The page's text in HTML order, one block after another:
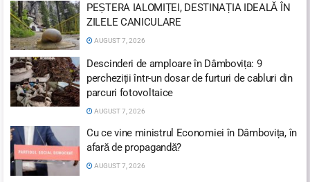
PEȘTERA IALOMIȚEI, DESTINAȚIA IDEALĂ ÎN
ZILELE CANICULARE
AUGUST 7, 2026
Descinderi de amploare în Dâmbovița: 9
percheziții într-un dosar de furturi de cabluri din
parcuri fotovoltaice
AUGUST 7, 2026
Cu ce vine ministrul Economiei în Dâmbovița, în
afară de propagandă?
AUGUST 7, 2026